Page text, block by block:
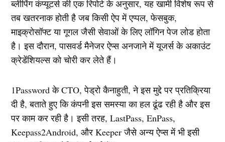
ब्लीपिंग कंप्यूटर्स की एक रिपोर्ट के अनुसार, यह खामी विशेष रूप से
तब खतरनाक होती है जब किसी ऐप में एप्पल, फेसबुक,
माइक्रोसॉफ्ट या गूगल जैसी सेवाओं के लिए लॉगिन पेज लोड होता
है। इस दौरान, पासवर्ड मैनेजर ऐप्स अनजाने में यूजर्स के अकाउंट
क्रेडेंशियल्स को चोरी कर लेते हैं।
1Password के CTO, पेड्रो कैनाहुती, ने इस मुद्दे पर प्रतिक्रिया
दी है, बताते हुए कि कंपनी इस समस्या का हल ढूंढ रही है और इस
पर काम कर रही है। इसी तरह, LastPass, EnPass,
Keepass2Android, और Keeper जैसे अन्य ऐप्स में भी इसी